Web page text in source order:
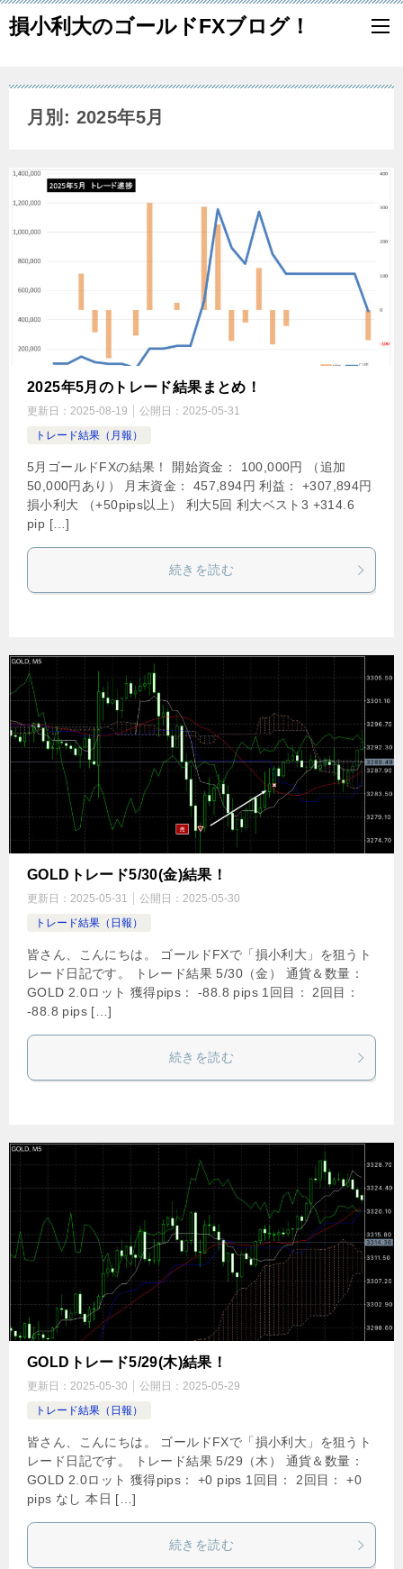
損小利大のゴールドFXブログ！
月別: 2025年5月
2025年5月のトレード結果まとめ！
更新日： 2025-08-19 公開日： 2025-05-31
トレード結果（月報）
5月ゴールドFXの結果！ 開始資金： 100,000円 （追加
50,000円あり） 月末資金： 457,894円 利益： +307,894円
損小利大 （+50pips以上） 利大5回 利大ベスト3 +314.6
pip […]
続きを読む
GOLDトレード5/30(金)結果！
更新日： 2025-05-31 公開日： 2025-05-30
トレード結果（日報）
皆さん、こんにちは。 ゴールドFXで「損小利大」を狙うト
レード日記です。 トレード結果 5/30（金） 通貨＆数量：
GOLD 2.0ロット 獲得pips： -88.8 pips 1回目： 2回目：
-88.8 pips […]
続きを読む
GOLDトレード5/29(木)結果！
更新日： 2025-05-30 公開日： 2025-05-29
トレード結果（日報）
皆さん、こんにちは。 ゴールドFXで「損小利大」を狙うト
レード日記です。 トレード結果 5/29（木） 通貨＆数量：
GOLD 2.0ロット 獲得pips： +0 pips 1回目： 2回目： +0
pips なし 本日 […]
続きを読む